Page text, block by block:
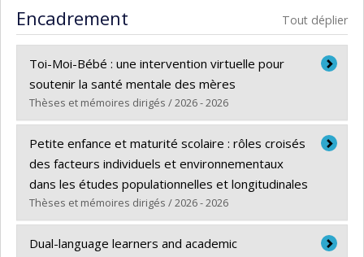
Encadrement Tout déplier
Toi-Moi-Bébé : une intervention virtuelle pour
soutenir la santé mentale des mères
Thèses et mémoires dirigés / 2026 - 2026
Diplômé(e) :Dessy, Tatiana
Cycle :Doctorat
Diplôme obtenu :Ph. D.
Lien vers le document dans Papyrus
Petite enfance et maturité scolaire : rôles croisés
des facteurs individuels et environnementaux
dans les études populationnelles et longitudinales
Thèses et mémoires dirigés / 2026 - 2026
Diplômé(e) :Collet, Ophélie A.
Dual-language learners and academic